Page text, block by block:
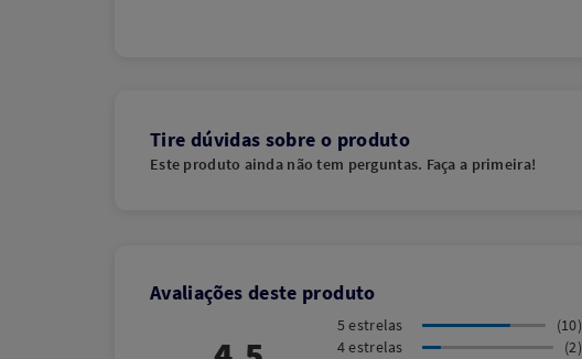
Tire dúvidas sobre o produto
Este produto ainda não tem perguntas. Faça a primeira!
Avaliações deste produto
5 estrelas
(10)
4 estrelas
(2)